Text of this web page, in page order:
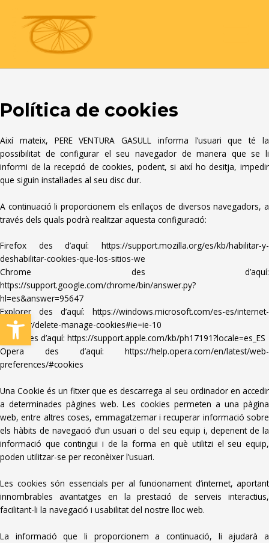
contingut
Política de cookies
Així mateix, PERE VENTURA GASULL informa l’usuari que té la
possibilitat de configurar el seu navegador de manera que se li
informi de la recepció de cookies, podent, si així ho desitja, impedir
que siguin instal·lades al seu disc dur.
A continuació li proporcionem els enllaços de diversos navegadors, a
través dels quals podrà realitzar aquesta configuració:
Firefox des d’aquí: https://support.mozilla.org/es/kb/habilitar-y-
deshabilitar-cookies-que-los-sitios-we
Chrome des d’aquí:
https://support.google.com/chrome/bin/answer.py?
hl=es&answer=95647
Explorer des d’aquí: https://windows.microsoft.com/es-es/internet-
explorer/delete-manage-cookies#ie=ie-10
Safari des d’aquí: https://support.apple.com/kb/ph17191?locale=es_ES
Opera des d’aquí: https://help.opera.com/en/latest/web-
preferences/#cookies
Una Cookie és un fitxer que es descarrega al seu ordinador en accedir
a determinades pàgines web. Les cookies permeten a una pàgina
web, entre altres coses, emmagatzemar i recuperar informació sobre
els hàbits de navegació d’un usuari o del seu equip i, depenent de la
informació que contingui i de la forma en què utilitzi el seu equip,
poden utilitzar-se per reconèixer l’usuari.
Les cookies són essencials per al funcionament d’internet, aportant
innombrables avantatges en la prestació de serveis interactius,
facilitant-li la navegació i usabilitat del nostre lloc web.
La informació que li proporcionem a continuació, li ajudarà a
Obre la barra d'eines